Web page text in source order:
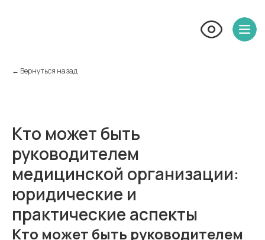
← Вернуться назад
Кто может быть
руководителем
медицинской организации:
юридические и
практические аспекты
Кто может быть руководителем